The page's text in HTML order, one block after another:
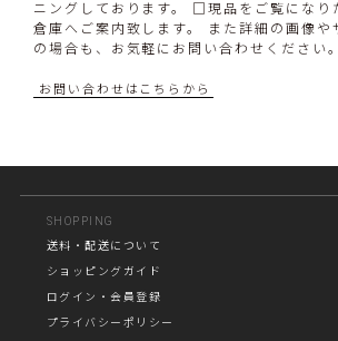
ニングしております。 □現品をご覧になり
倉庫へご案内致します。 また詳細の画像や
の場合も、お気軽にお問い合わせください。
お問い合わせはこちらから
SHOPPING
送料・配送について
ショッピングガイド
ログイン・会員登録
プライバシーポリシー